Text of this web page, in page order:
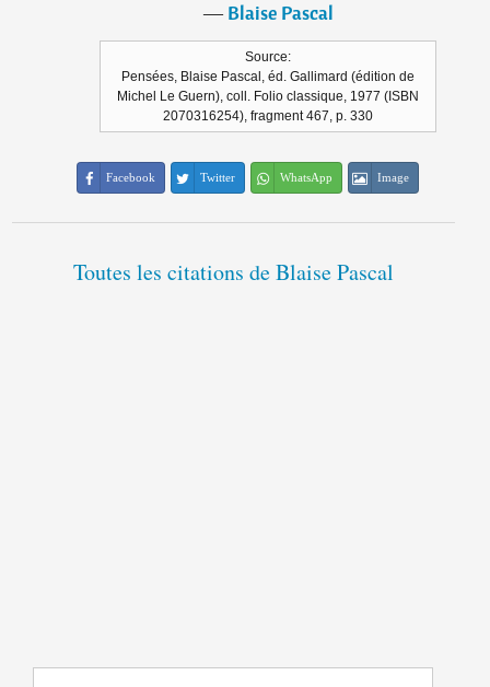
―Blaise Pascal
Source:
Pensées, Blaise Pascal, éd. Gallimard (édition de
Michel Le Guern), coll. Folio classique, 1977 (ISBN
2070316254), fragment 467, p. 330
Facebook Twitter WhatsApp Image
Toutes les citations de Blaise Pascal